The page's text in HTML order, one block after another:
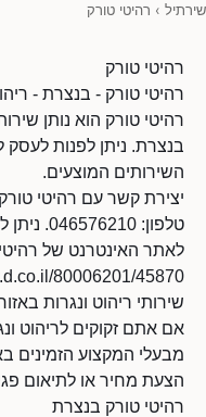
שירתיל › רהיטי טורק
רהיטי טורק
רהיטי טורק - בנצרת -
רהיטי טורק הוא נותן
בנצרת. ניתן לפנות לעסק
השירותים המוצעים.
יצירת קשר עם רהיטי טורק
טלפון: 046576210. ניתן להתקשר בשעות הפעילות.
לאתר האינטרנט של
80006201/45870/
שירותי ריהוט ונגרות
אם אתם זקוקים לריהוט
מבעלי המקצוע הזמינים
הצעת מחיר או לתיאום
רהיטי טורק בנצרת